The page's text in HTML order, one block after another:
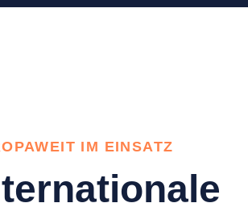
IM EINSATZ